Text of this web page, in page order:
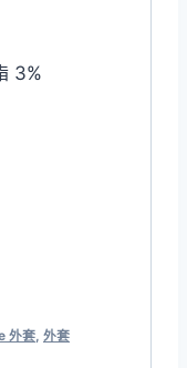
3%
外套, 外套